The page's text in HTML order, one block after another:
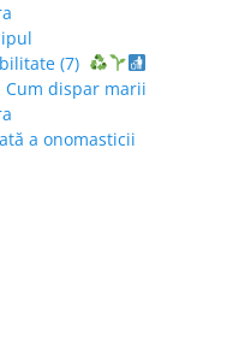
(7)
Cum dispar marii
a onomasticii